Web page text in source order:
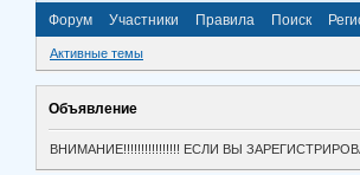
Форум Участники Правила Поиск
Активные темы
Объявление
ВНИМАНИЕ!!!!!!!!!!!!!!!! ЕСЛИ ВЫ